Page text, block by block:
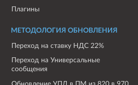
Плагины
МЕТОДОЛОГИЯ ОБНОВЛЕНИЯ
Переход на ставку НДС 22%
Переход на Универсальные
сообщения